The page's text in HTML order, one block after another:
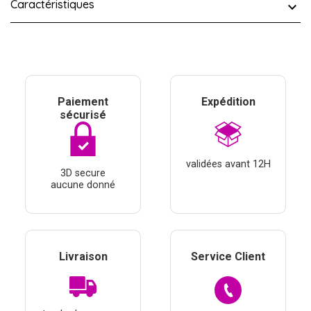
Caractéristiques
Paiement
sécurisé
3D secure
aucune donné
Expédition
validées avant 12H
Livraison Service Client